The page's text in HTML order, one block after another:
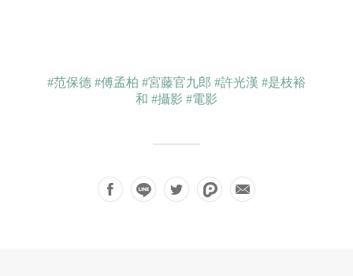
#范保德 #傅孟柏 #宮藤官九郎 #許光漢 #是枝裕
和 #攝影 #電影